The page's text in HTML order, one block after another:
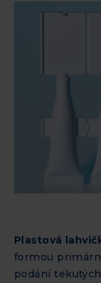
Plastová
formou
podání